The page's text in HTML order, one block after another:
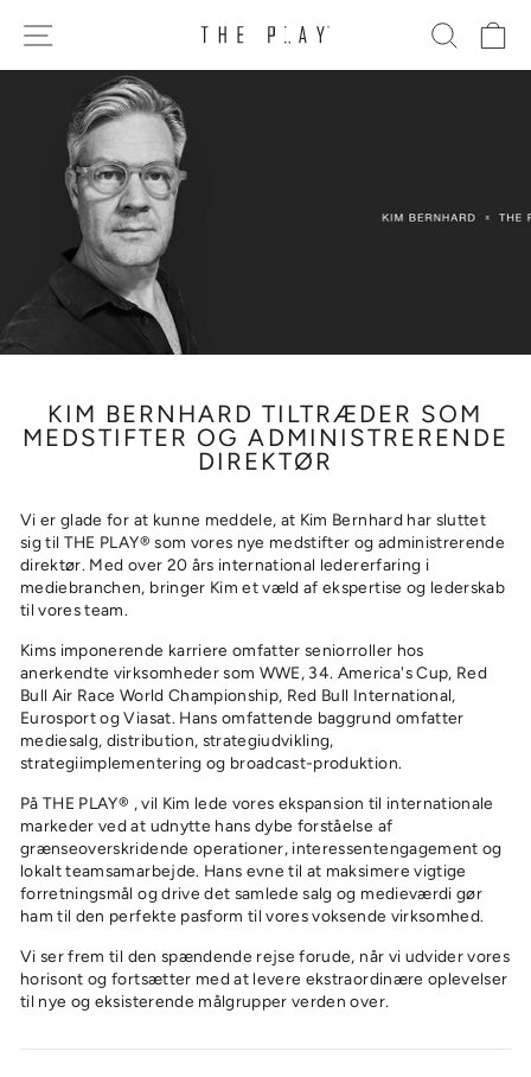
SITE NAVIGATION SØG
KIM BERNHARD TILTRÆDER SOM
MEDSTIFTER OG ADMINISTRERENDE
DIREKTØR
Vi er glade for at kunne meddele, at Kim Bernhard har sluttet
sig til THE PLAY® som vores nye medstifter og administrerende
direktør. Med over 20 års international ledererfaring i
mediebranchen, bringer Kim et væld af ekspertise og lederskab
til vores team.
Kims imponerende karriere omfatter seniorroller hos
anerkendte virksomheder som WWE, 34. America's Cup, Red
Bull Air Race World Championship, Red Bull International,
Eurosport og Viasat. Hans omfattende baggrund omfatter
mediesalg, distribution, strategiudvikling,
strategiimplementering og broadcast-produktion.
På THE PLAY® , vil Kim lede vores ekspansion til internationale
markeder ved at udnytte hans dybe forståelse af
grænseoverskridende operationer, interessentengagement og
lokalt teamsamarbejde. Hans evne til at maksimere vigtige
forretningsmål og drive det samlede salg og medieværdi gør
ham til den perfekte pasform til vores voksende virksomhed.
Vi ser frem til den spændende rejse forude, når vi udvider vores
horisont og fortsætter med at levere ekstraordinære oplevelser
til nye og eksisterende målgrupper verden over.